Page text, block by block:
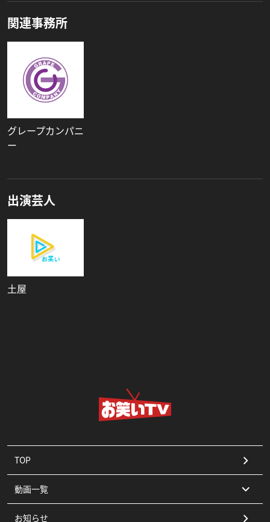
関連事務所
グレープカンパニ
ー
出演芸人
土屋
TOP
動画一覧
コント
お知らせ